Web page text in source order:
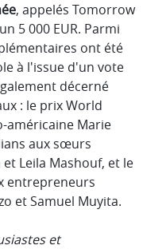
, appelés Tomorrow
5 000 EUR. Parmi
ont été
à l'issue d'un vote
décerné
: le prix World
américaine Marie
aux sœurs
Leila Mashouf, et le
entrepreneurs
et Samuel Muyita.
et